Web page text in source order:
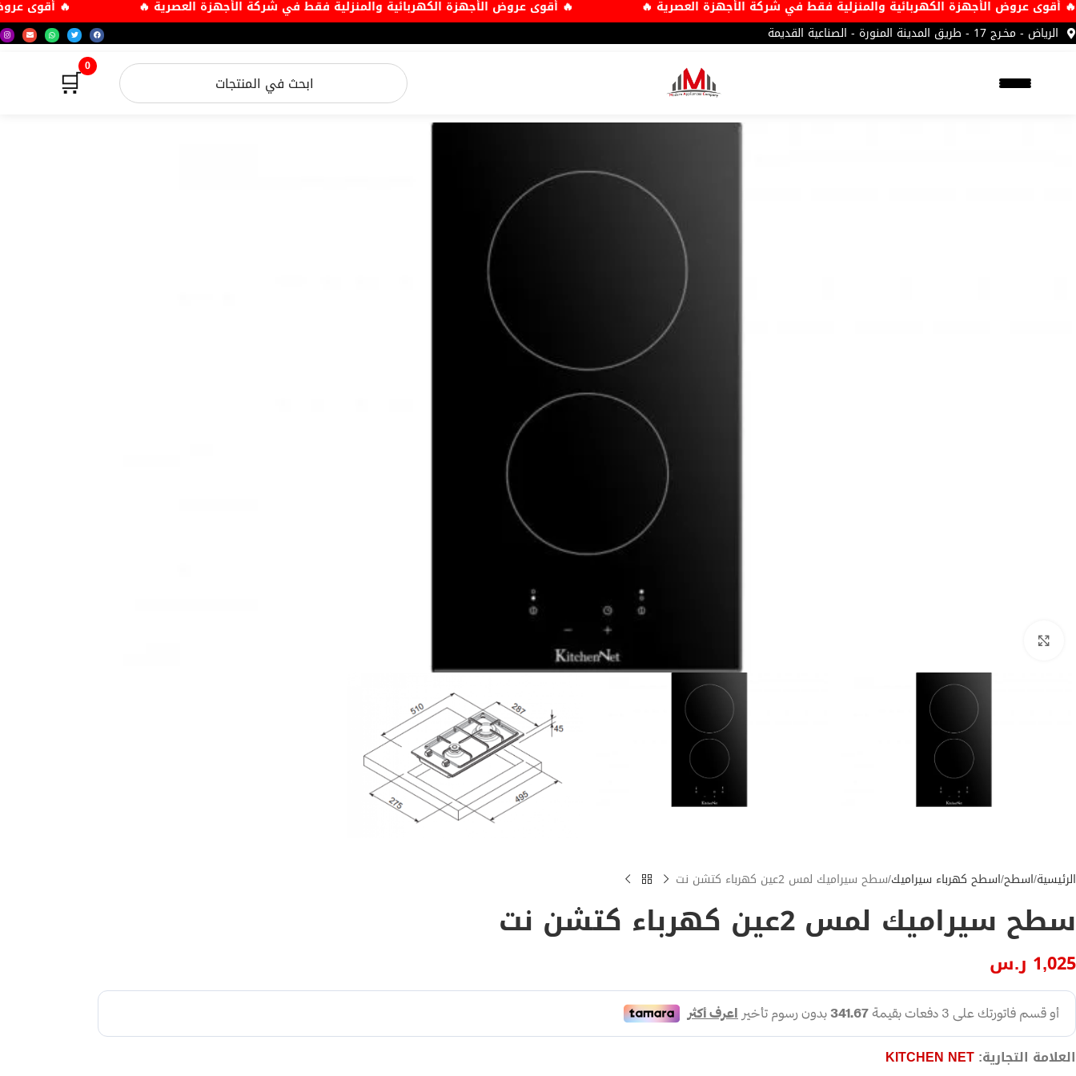
🔥 أقوى عروض الأجهزة الكهربائية والمنزلية فقط في شركة الأجهزة العصرية 🔥 🔥 أقوى عروض الأجهزة الكهربائية والمنزلية فقط في شركة الأجهزة العصرية 🔥
الرياض - مخـرج 17 - طريق المدينة المنورة - الصناعية القديمة
🛒0
الرئيسية اسطحاسطح كهرباء سيراميك سطح سيراميك لمس 2عين كهرباء كتشن نت
سطح سيراميك لمس 2عين كهرباء كتشن نت
1,025 ر.س
العلامة التجارية:KITCHEN NET